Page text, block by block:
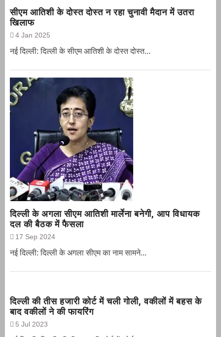
सीएम आतिशी के दोस्त दोस्त न रहा चुनावी मैदान में उतरा
खिलाफ
4 Jan 2025
नई दिल्ली: दिल्ली के सीएम आतिशी के दोस्त दोस्त...
दिल्ली के अगला सीएम आतिशी मार्लेना बनेगी, आप विधायक
दल की बैठक में फैसला
17 Sep 2024
नई दिल्ली: दिल्ली के अगला सीएम का नाम सामने...
दिल्ली की तीस हजारी कोर्ट में चली गोली, वकीलों में बहस के
बाद वकीलों ने की फायरिंग
5 Jul 2023